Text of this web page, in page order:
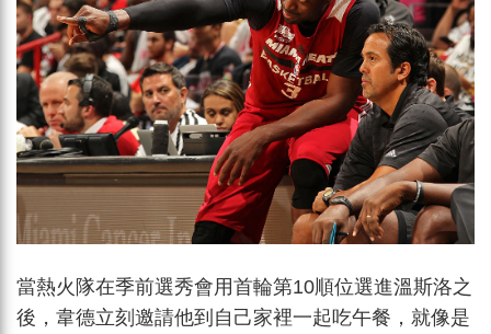
當熱火隊在季前選秀會用首輪第10順位選進溫斯洛之
後，韋德立刻邀請他到自己家裡一起吃午餐，就像是